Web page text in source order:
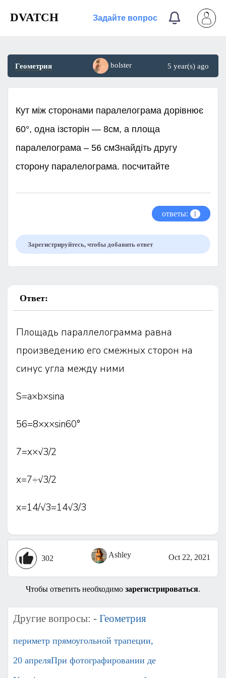
DVATCH Задайте вопрос
Геометрия bolster 5 year(s) ago
Кут між сторонами паралелограма дорівнює
60°, одна ізсторін — 8см, а площа
паралелограма – 56 смЗнайдіть другу
сторону паралелограма. посчитайте ​
ответы: 1
Зарегистрируйтесь, чтобы добавить ответ
Ответ:
Площадь параллелограмма равна
произведению его смежных сторон на
синус угла между ними
S=a×b×sina
56=8×x×sin60°
7=x×√3/2
x=7÷√3/2
x=14/√3=14√3/3
302 Ashley Oct 22, 2021
Чтобы ответить необходимо зарегистрироваться.
Другие вопросы: - Геометрия
периметр прямоугольной трапеции,
20 апреляПри фотографировании де